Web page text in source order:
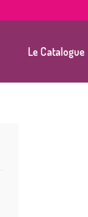
Le Catalogue